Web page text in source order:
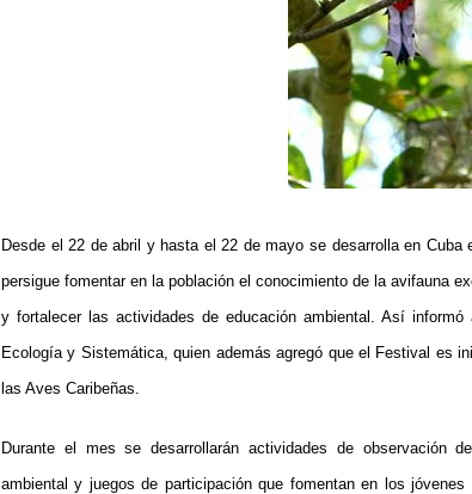
Desde el 22 de abril y hasta el 22 de mayo se desarrolla en
persigue fomentar en la población el conocimiento de la avifauna
y fortalecer las actividades de educación ambiental. Así informó
Ecología y Sistemática, quien además agregó que el Festival es
las Aves Caribeñas.
Durante el mes se desarrollarán actividades de observación
ambiental y juegos de participación que fomentan en los